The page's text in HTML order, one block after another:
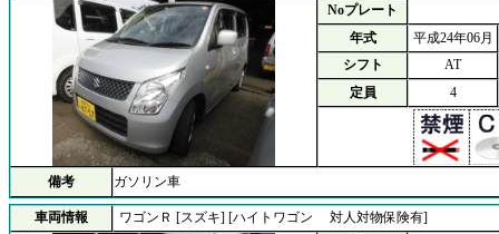
Noプレート
年式
平成24年06月
シフト
AT
定員
4
備考 ガソリン車
車両情報
ワゴンＲ [スズキ] [ハイトワゴン 対人対物保険有]